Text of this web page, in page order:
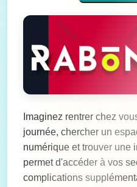
Imaginez rentrer chez
journée, chercher un
numérique et trouver une
permet d'accéder à vos
complications